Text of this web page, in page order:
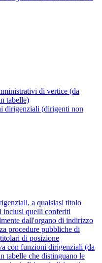
di vertice (da
tabelle)
dirigenziali (dirigenti non
a qualsiasi titolo
inclusi quelli conferiti
dall'organo di indirizzo
procedure pubbliche di
di posizione
con funzioni dirigenziali (da
tabelle che distinguano le